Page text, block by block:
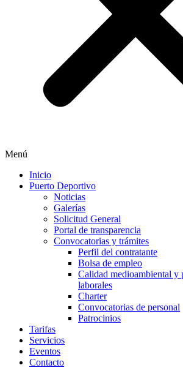
Menú
Inicio
Puerto Deportivo
Noticias
Galerías
Solicitud General
Portal de transparencia
Convocatorias y trámites
Perfil del contratante
Bolsa de empleo
Calidad medioambiental y
laborales
Charter
Convocatorias de personal
Patrocinios
Tarifas
Servicios
Eventos
Contacto